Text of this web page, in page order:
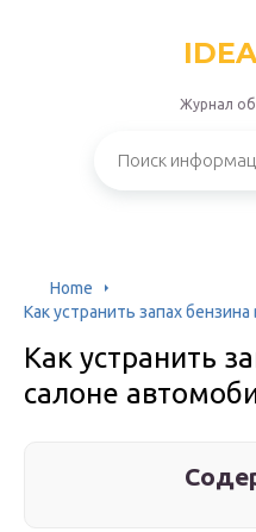
Журнал
Home
Как устранить запах
Как устранить
салоне